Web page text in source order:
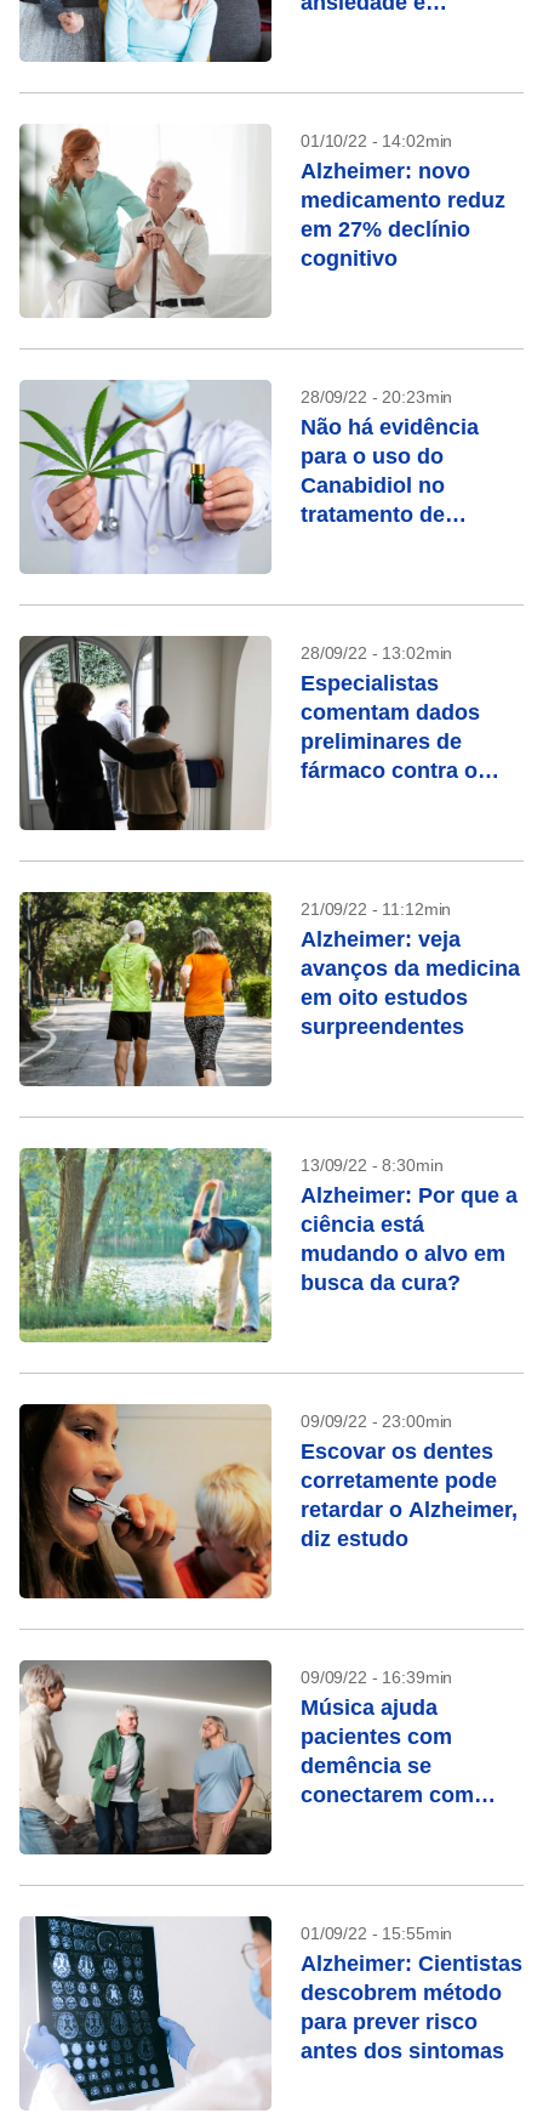
01/10/22 - 14:02min
Alzheimer: novo
medicamento reduz
em 27% declínio
cognitivo
28/09/22 - 20:23min
Não há evidência
para o uso do
Canabidiol no
tratamento de
28/09/22 - 13:02min
Especialistas
comentam dados
preliminares de
fármaco contra o
21/09/22 - 11:12min
Alzheimer: veja
avanços da medicina
em oito estudos
surpreendentes
13/09/22 - 8:30min
Alzheimer: Por que a
ciência está
mudando o alvo em
busca da cura?
09/09/22 - 23:00min
Escovar os dentes
corretamente pode
retardar o Alzheimer,
diz estudo
09/09/22 - 16:39min
Música ajuda
pacientes com
demência se
conectarem com
01/09/22 - 15:55min
Alzheimer: Cientistas
descobrem método
para prever risco
antes dos sintomas